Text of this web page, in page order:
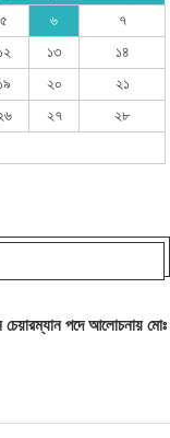
৫ ৬
৭
১৩
১৪
২০
২১
২৭
২৮
চেয়ারম্যান পদে আলোচনায় মোঃ